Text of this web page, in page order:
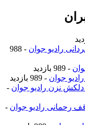
رادیو جوان
- 988
- 989 بازدید
جوان- 989 بازدید
دلکش نزن رادیو جوان-
رحمانی رادیو جوان-